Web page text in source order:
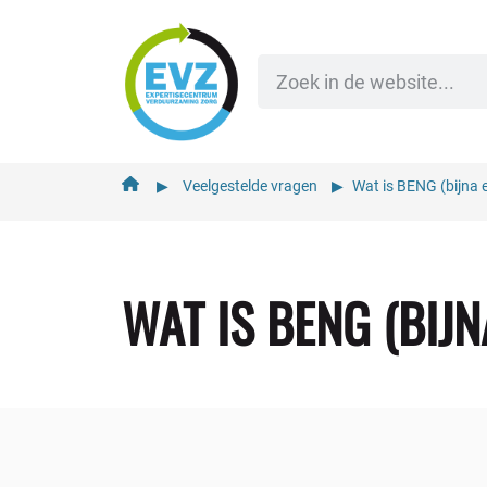
▶︎ Veelgestelde vragen ▶︎ Wat is BENG (bijna
WAT IS BENG